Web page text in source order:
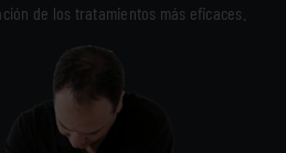
de los tratamientos más eficaces.